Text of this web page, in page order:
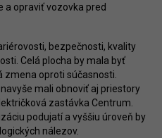
a opraviť vozovka pred
bezpečnosti, kvality
Celá plocha by mala byť
zmena oproti súčasnosti.
mali obnoviť aj priestory
zastávka Centrum.
podujatí a vyššiu úroveň by
nálezov.